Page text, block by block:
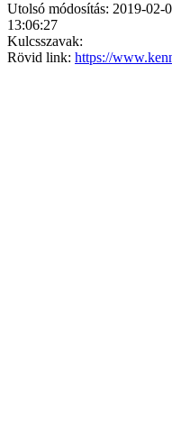
Utolsó módosítás: 2019-02-
13:06:27
Kulcsszavak:
Rövid link: https://